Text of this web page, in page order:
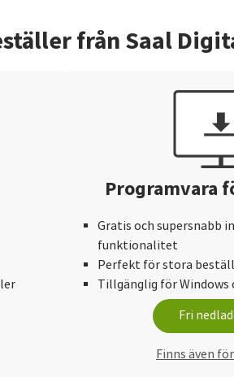
från Saal
Programvara
Gratis och supersnabb
funktionalitet
Perfekt för stora
Tillgänglig för Windows
Fri
Finns även